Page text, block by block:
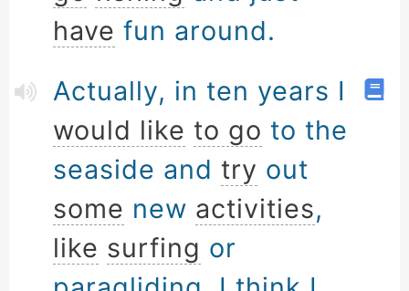
have fun around.
Actually, in ten years I
would like to go to the
seaside and try out
some new activities,
like surfing or